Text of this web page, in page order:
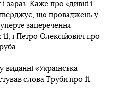
зараз. Каже про «дивні і
що проваджень у
заперечення
і Петро Олексійович про
у виданні «Українська
слова Труби про 11